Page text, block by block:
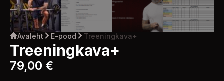
Avaleht E-pood Treeningkava+
Treeningkava+
79,00 €